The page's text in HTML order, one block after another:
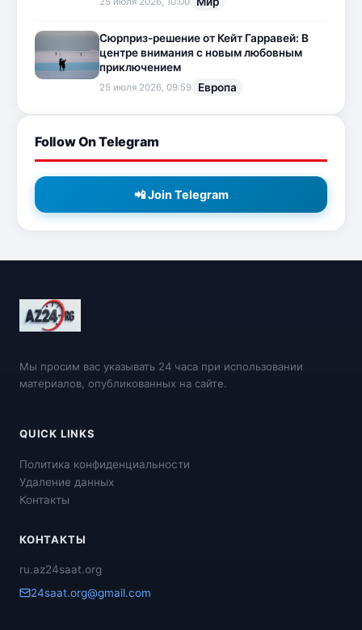
Сюрприз-решение от Кейт Гарравей: В
центре внимания с новым любовным
приключением
25 июля 2026, 09:59 Европа
Follow On Telegram
📲 Join Telegram
Мы просим вас указывать 24 часа при использовании
материалов, опубликованных на сайте.
QUICK LINKS
Политика конфиденциальности
Удаление данных
Контакты
КОНТАКТЫ
ru.az24saat.org
24saat.org@gmail.com